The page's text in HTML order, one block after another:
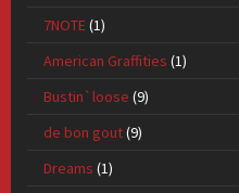
7NOTE(1)
American Graffities (1)
Bustin`loose (9)
de bon gout(9)
Dreams (1)